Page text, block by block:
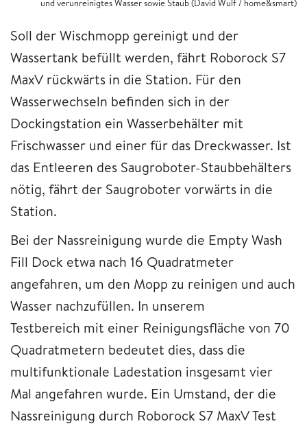
und verunreinigtes Wasser sowie Staub (David Wulf / home&smart)
Soll der Wischmopp gereinigt und der
Wassertank befüllt werden, fährt Roborock S7
MaxV rückwärts in die Station. Für den
Wasserwechseln befinden sich in der
Dockingstation ein Wasserbehälter mit
Frischwasser und einer für das Dreckwasser. Ist
das Entleeren des Saugroboter-Staubbehälters
nötig, fährt der Saugroboter vorwärts in die
Station.
Bei der Nassreinigung wurde die Empty Wash
Fill Dock etwa nach 16 Quadratmeter
angefahren, um den Mopp zu reinigen und auch
Wasser nachzufüllen. In unserem
Testbereich mit einer Reinigungsfläche von 70
Quadratmetern bedeutet dies, dass die
multifunktionale Ladestation insgesamt vier
Mal angefahren wurde. Ein Umstand, der die
Nassreinigung durch Roborock S7 MaxV Test